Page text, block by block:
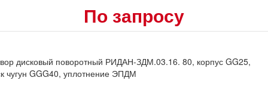
По запросу
дисковый поворотный РИДАН-ЗДМ.03.16. 80, корпус GG25,
чугун GGG40, уплотнение ЭПДМ